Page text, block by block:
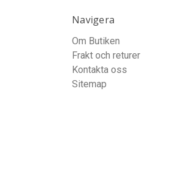
Navigera
Om Butiken
Frakt och returer
Kontakta oss
Sitemap